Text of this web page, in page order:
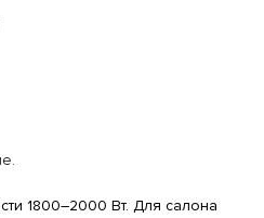
1800–2000 Вт. Для салона